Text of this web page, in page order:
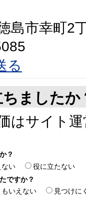
市幸町2
る
ましたか
はサイト
？
ない
役に立たない
ですか？
もいえない 見つけに